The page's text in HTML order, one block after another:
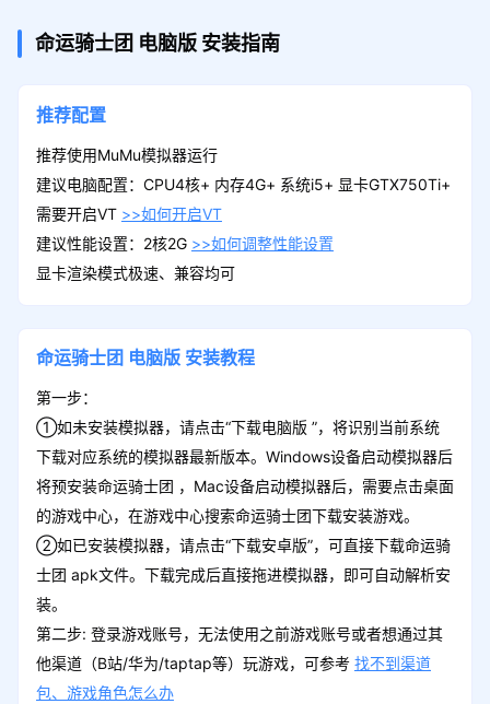
命运骑士团 电脑版 安装指南
推荐配置
推荐使用MuMu模拟器运行
建议电脑配置：CPU4核+ 内存4G+ 系统i5+ 显卡GTX750Ti+
需要开启VT >>如何开启VT
建议性能设置：2核2G >>如何调整性能设置
显卡渲染模式极速、兼容均可
命运骑士团 电脑版 安装教程
第一步：
①如未安装模拟器，请点击“下载电脑版 ”，将识别当前系统
下载对应系统的模拟器最新版本。Windows设备启动模拟器后
将预安装命运骑士团 ，Mac设备启动模拟器后，需要点击桌面
的游戏中心，在游戏中心搜索命运骑士团下载安装游戏。
②如已安装模拟器，请点击“下载安卓版”，可直接下载命运骑
士团 apk文件。下载完成后直接拖进模拟器，即可自动解析安
装。
第二步: 登录游戏账号，无法使用之前游戏账号或者想通过其
他渠道（B站/华为/taptap等）玩游戏，可参考 找不到渠道
包、游戏角色怎么办